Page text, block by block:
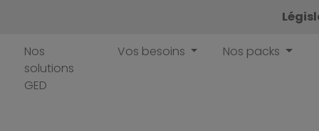
Nos
solutions
GED
Vos besoins Nos packs